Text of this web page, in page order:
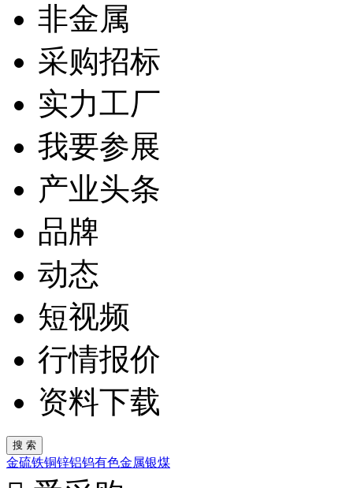
非金属
采购招标
实力工厂
我要参展
产业头条
品牌
动态
短视频
行情报价
资料下载
金硫铁铜锌铝钨有色金属银煤